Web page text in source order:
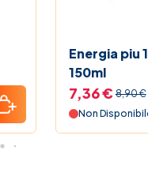
Energia piu
150ml
7,36 € 8,90 €
Non Disponibile